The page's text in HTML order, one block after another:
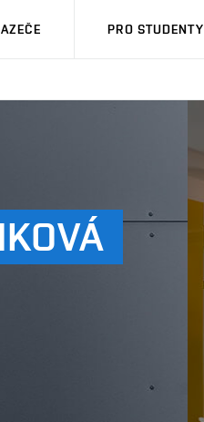
PRO STUDENTY